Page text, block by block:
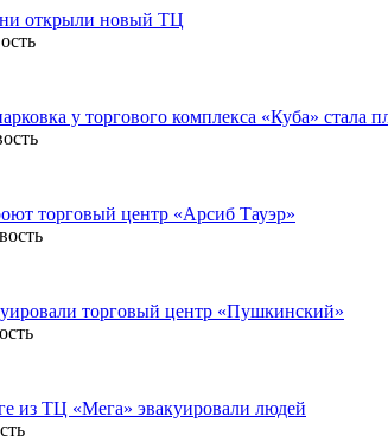
открыли новый ТЦ
у торгового комплекса «Куба» стала
торговый центр «Арсиб Тауэр»
торговый центр «Пушкинский»
из ТЦ «Мега» эвакуировали людей